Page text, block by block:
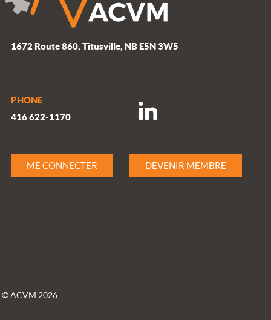
1672 Route 860, Titusville, NB E5N 3W5
PHONE
416 622-1170
ME CONNECTER DEVENIR MEMBRE
© ACVM 2026